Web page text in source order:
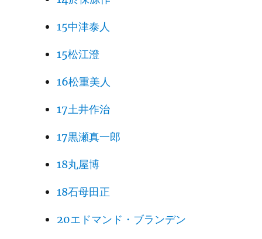
15中津泰人
15松江澄
16松重美人
17土井作治
17黒瀬真一郎
18丸屋博
18石母田正
20エドマンド・ブランデン